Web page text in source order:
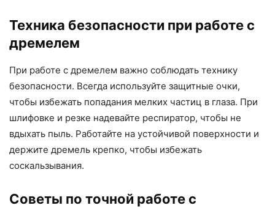
Техника безопасности при работе с
дремелем
При работе с дремелем важно соблюдать технику
безопасности. Всегда используйте защитные очки,
чтобы избежать попадания мелких частиц в глаза. При
шлифовке и резке надевайте респиратор, чтобы не
вдыхать пыль. Работайте на устойчивой поверхности и
держите дремель крепко, чтобы избежать
соскальзывания.
Советы по точной работе с